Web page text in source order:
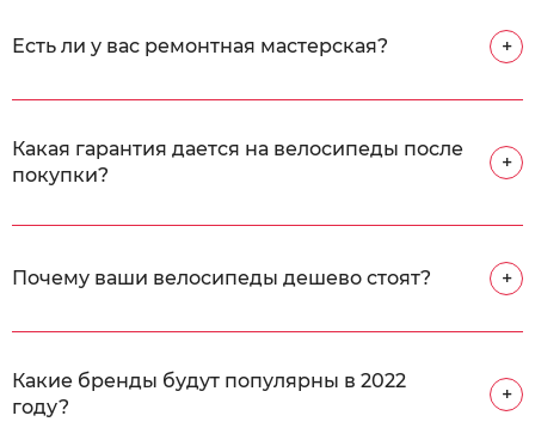
Есть ли у вас ремонтная мастерская? +
Какая гарантия дается на велосипеды после
покупки?
+
Почему ваши велосипеды дешево стоят? +
Какие бренды будут популярны в 2022
году?
+